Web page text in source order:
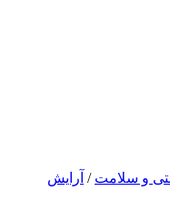
و سلامت / آرایش